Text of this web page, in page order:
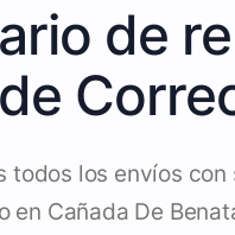
de
de
todos los envíos
en Cañada De